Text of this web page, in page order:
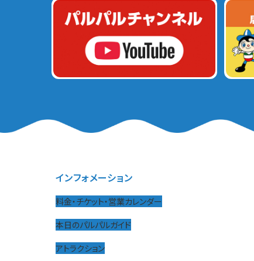
インフォメーション
料金・チケット・営業カレンダー
本日のパルパルガイド
アトラクション